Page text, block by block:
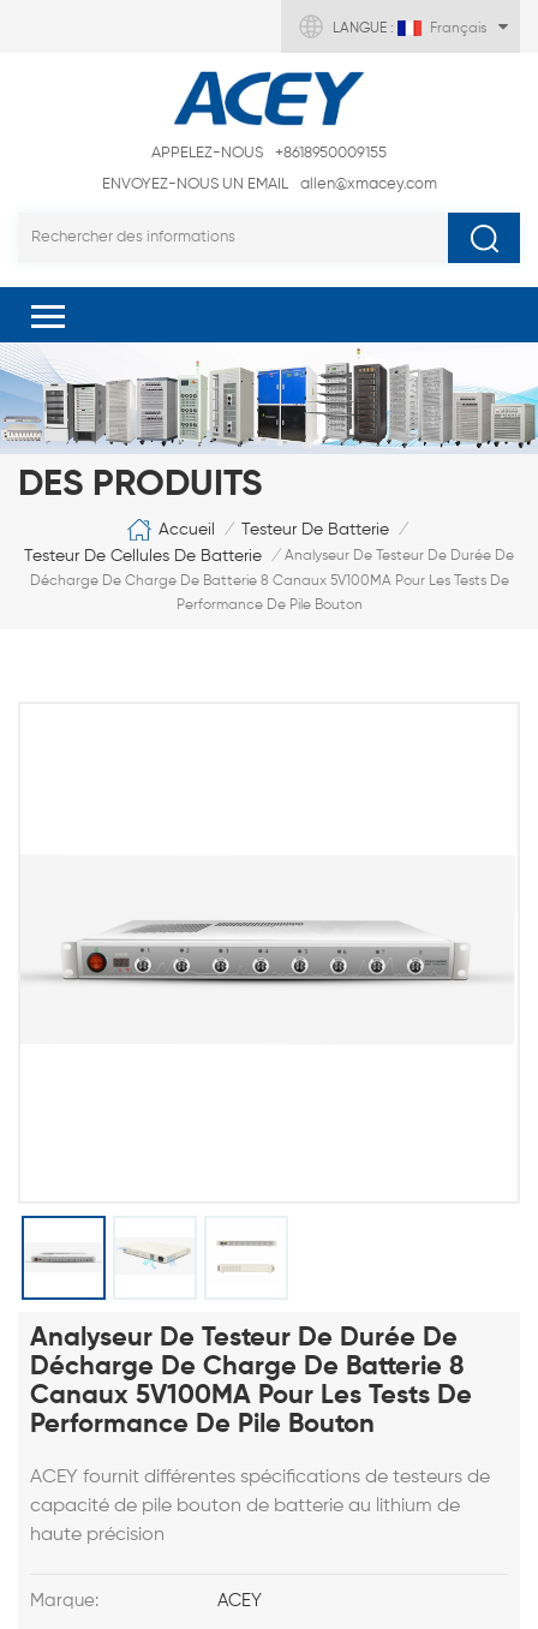
LANGUE : Français
APPELEZ-NOUS
+8618950009155
ENVOYEZ-NOUS UN EMAIL
allen@xmacey.com
DES PRODUITS
Accueil / Testeur De Batterie /
Testeur De Cellules De Batterie / Analyseur De Testeur De Durée De
Décharge De Charge De Batterie 8 Canaux 5V100MA Pour Les Tests De
Performance De Pile Bouton
Analyseur De Testeur De Durée De
Décharge De Charge De Batterie 8
Canaux 5V100MA Pour Les Tests De
Performance De Pile Bouton
ACEY fournit différentes spécifications de testeurs de
capacité de pile bouton de batterie au lithium de
haute précision
Marque: ACEY